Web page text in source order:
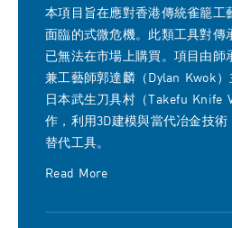
本項目旨在應對香港傳統雀籠工
面臨的式微危機。此類工具對傳
已無法在市場上購買。項目由師
兼工藝師郭達麟（Dylan Kwok
日本武生刀具村（Takefu Knife
作，利用3D建模與當代冶金技
替代工具。
Read More